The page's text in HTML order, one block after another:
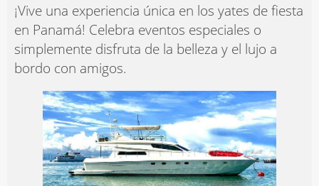
¡Vive una experiencia única en los yates de fiesta
en Panamá! Celebra eventos especiales o
simplemente disfruta de la belleza y el lujo a
bordo con amigos.